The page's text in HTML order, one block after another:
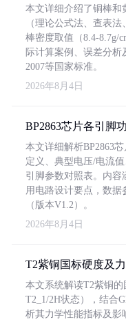
本文详细介绍了铜棒和
（理论公式法、查表
棒密度取值（8.4-8.7g/
际计算案例、误差分析
2007等国家标准。
2026年8月4日
BP2863芯片各引脚
本文详细解析BP2863
定义、典型电压/电流
引脚参数对照表。内容
用电路设计要点，数据
（版本V1.2）。
2026年8月4日
T2紫铜国标硬度及
本文系统解读T2紫铜
T2_1/2H状态），结合
析其力学性能指标及影